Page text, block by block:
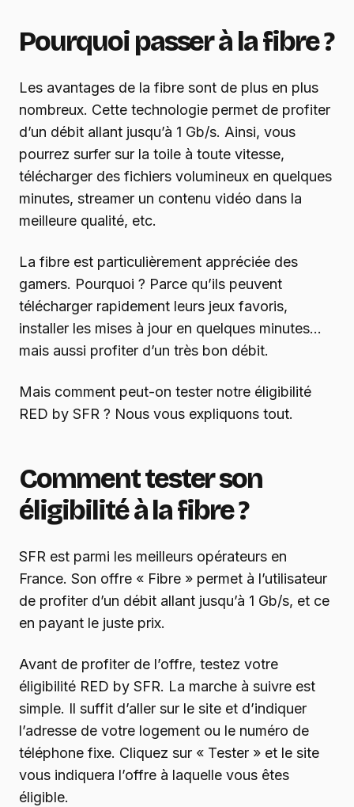
Pourquoi passer à la fibre ?
Les avantages de la fibre sont de plus en plus
nombreux. Cette technologie permet de profiter
d’un débit allant jusqu’à 1 Gb/s. Ainsi, vous
pourrez surfer sur la toile à toute vitesse,
télécharger des fichiers volumineux en quelques
minutes, streamer un contenu vidéo dans la
meilleure qualité, etc.
La fibre est particulièrement appréciée des
gamers. Pourquoi ? Parce qu’ils peuvent
télécharger rapidement leurs jeux favoris,
installer les mises à jour en quelques minutes…
mais aussi profiter d’un très bon débit.
Mais comment peut-on tester notre éligibilité
RED by SFR ? Nous vous expliquons tout.
Comment tester son
éligibilité à la fibre ?
SFR est parmi les meilleurs opérateurs en
France. Son offre « Fibre » permet à l’utilisateur
de profiter d’un débit allant jusqu’à 1 Gb/s, et ce
en payant le juste prix.
Avant de profiter de l’offre, testez votre
éligibilité RED by SFR. La marche à suivre est
simple. Il suffit d’aller sur le site et d’indiquer
l’adresse de votre logement ou le numéro de
téléphone fixe. Cliquez sur « Tester » et le site
vous indiquera l’offre à laquelle vous êtes
éligible.